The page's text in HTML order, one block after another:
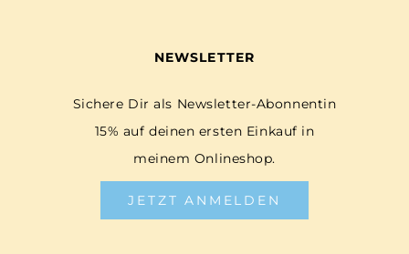
NEWSLETTER
Sichere Dir als Newsletter-Abonnentin
15% auf deinen ersten Einkauf in
meinem Onlineshop.
JETZT ANMELDEN